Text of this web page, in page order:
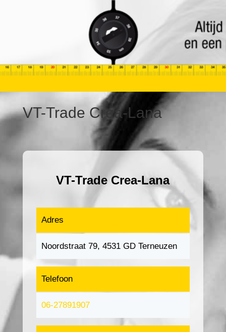
VT-Trade Crea-Lana
VT-Trade Crea-Lana
Adres
Noordstraat 79, 4531 GD Terneuzen
Telefoon
06-27891907